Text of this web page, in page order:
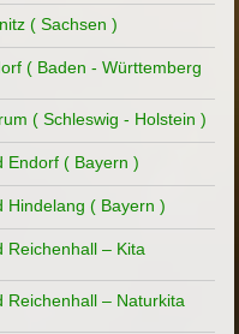
( Sachsen )
( Baden - Württemberg
( Schleswig - Holstein )
Endorf ( Bayern )
Hindelang ( Bayern )
Reichenhall – Kita
Reichenhall – Naturkita